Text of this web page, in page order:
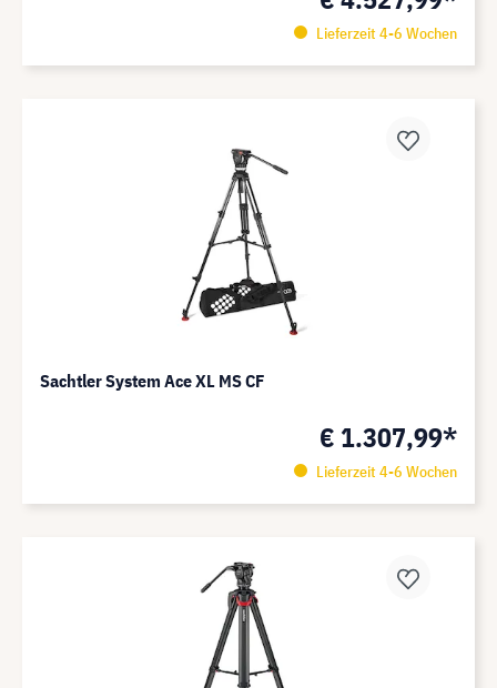
Lieferzeit 4-6 Wochen
Sachtler System Ace XL MS CF
€ 1.307,99*
Lieferzeit 4-6 Wochen